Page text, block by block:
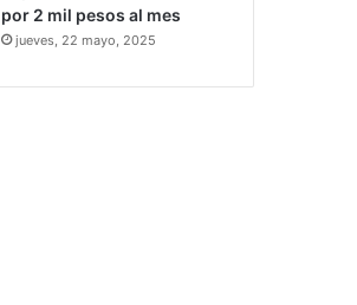
por 2 mil pesos al mes
jueves, 22 mayo, 2025